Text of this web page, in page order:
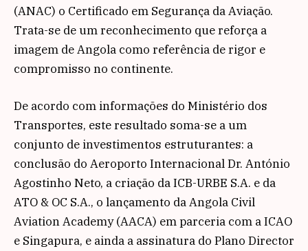
(ANAC) o Certificado em Segurança da Aviação.
Trata-se de um reconhecimento que reforça a
imagem de Angola como referência de rigor e
compromisso no continente.
De acordo com informações do Ministério dos
Transportes, este resultado soma-se a um
conjunto de investimentos estruturantes: a
conclusão do Aeroporto Internacional Dr. António
Agostinho Neto, a criação da ICB-URBE S.A. e da
ATO & OC S.A., o lançamento da Angola Civil
Aviation Academy (AACA) em parceria com a ICAO
e Singapura, e ainda a assinatura do Plano Director